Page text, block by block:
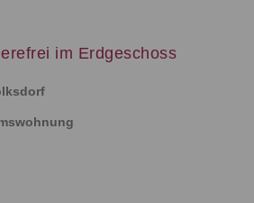
im Erdgeschoss